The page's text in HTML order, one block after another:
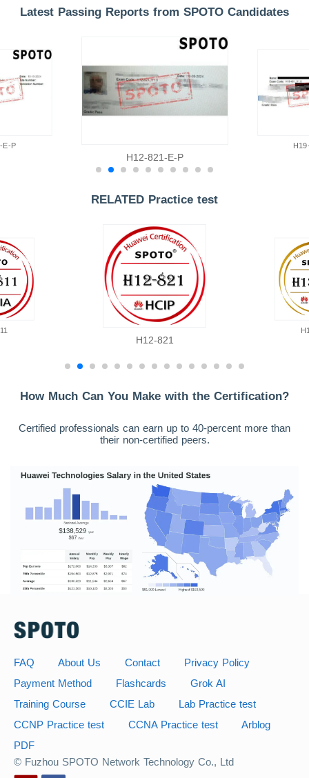
Latest Passing Reports from SPOTO Candidates
E-P
H12-821-E-P
RELATED Practice test
H12-821
How Much Can You Make with the Certification?
Certified professionals can earn up to 40-percent more than
their non-certified peers.
FAQ About Us Contact
Privacy Policy
Payment Method
Flashcards
Grok AI
Training Course
CCIE Lab
Lab Practice test
CCNP Practice test
CCNA Practice test
Arblog
PDF
© Fuzhou SPOTO Network Technology Co., Ltd